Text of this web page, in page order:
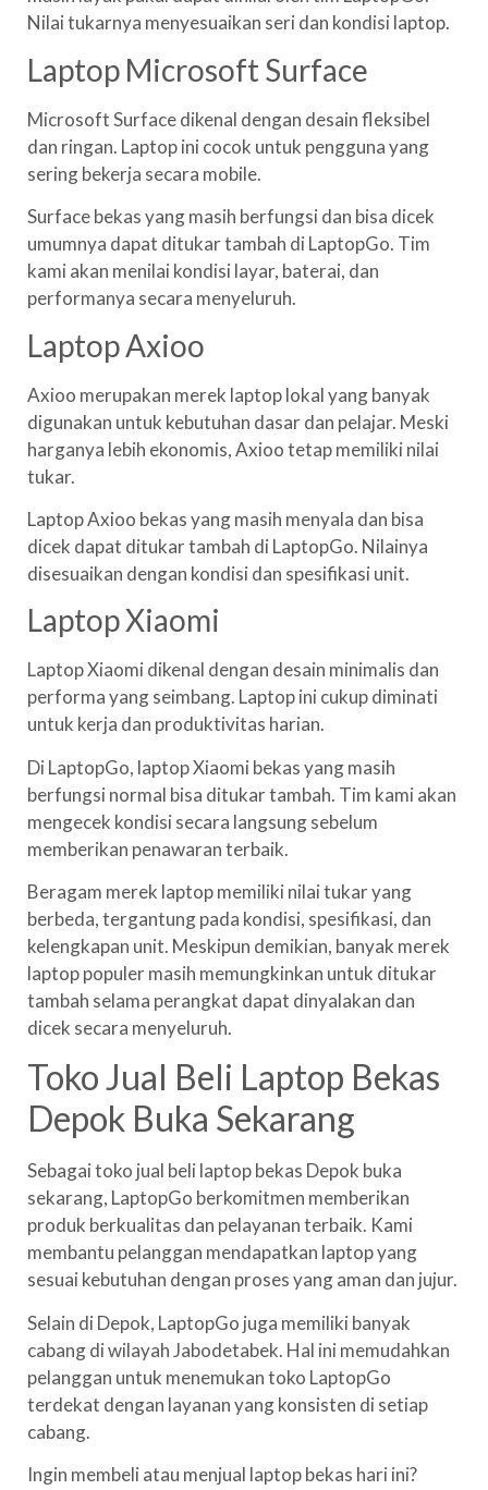
Nilai tukarnya menyesuaikan seri dan kondisi laptop.
Laptop Microsoft Surface
Microsoft Surface dikenal dengan desain fleksibel
dan ringan. Laptop ini cocok untuk pengguna yang
sering bekerja secara mobile.
Surface bekas yang masih berfungsi dan bisa dicek
umumnya dapat ditukar tambah di LaptopGo. Tim
kami akan menilai kondisi layar, baterai, dan
performanya secara menyeluruh.
Laptop Axioo
Axioo merupakan merek laptop lokal yang banyak
digunakan untuk kebutuhan dasar dan pelajar. Meski
harganya lebih ekonomis, Axioo tetap memiliki nilai
tukar.
Laptop Axioo bekas yang masih menyala dan bisa
dicek dapat ditukar tambah di LaptopGo. Nilainya
disesuaikan dengan kondisi dan spesifikasi unit.
Laptop Xiaomi
Laptop Xiaomi dikenal dengan desain minimalis dan
performa yang seimbang. Laptop ini cukup diminati
untuk kerja dan produktivitas harian.
Di LaptopGo, laptop Xiaomi bekas yang masih
berfungsi normal bisa ditukar tambah. Tim kami akan
mengecek kondisi secara langsung sebelum
memberikan penawaran terbaik.
Beragam merek laptop memiliki nilai tukar yang
berbeda, tergantung pada kondisi, spesifikasi, dan
kelengkapan unit. Meskipun demikian, banyak merek
laptop populer masih memungkinkan untuk ditukar
tambah selama perangkat dapat dinyalakan dan
dicek secara menyeluruh.
Toko Jual Beli Laptop Bekas
Depok Buka Sekarang
Sebagai toko jual beli laptop bekas Depok buka
sekarang, LaptopGo berkomitmen memberikan
produk berkualitas dan pelayanan terbaik. Kami
membantu pelanggan mendapatkan laptop yang
sesuai kebutuhan dengan proses yang aman dan jujur.
Selain di Depok, LaptopGo juga memiliki banyak
cabang di wilayah Jabodetabek. Hal ini memudahkan
pelanggan untuk menemukan toko LaptopGo
terdekat dengan layanan yang konsisten di setiap
cabang.
Ingin membeli atau menjual laptop bekas hari ini?